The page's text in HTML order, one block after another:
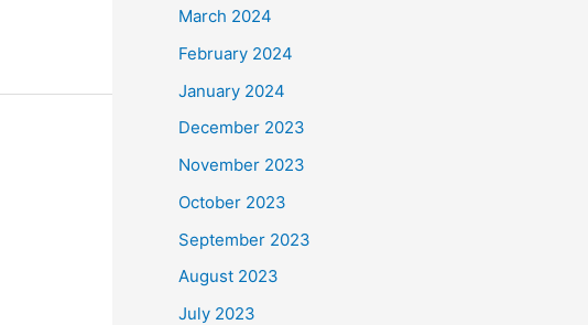
March 2024
February 2024
January 2024
December 2023
November 2023
October 2023
September 2023
August 2023
July 2023